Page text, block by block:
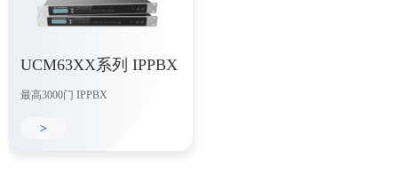
UCM63XX系列 IPPBX
最高3000门 IPPBX
>